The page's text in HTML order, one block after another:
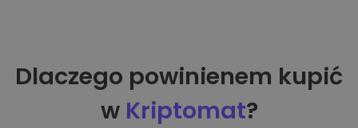
Dlaczego powinienem kupić
w Kriptomat?